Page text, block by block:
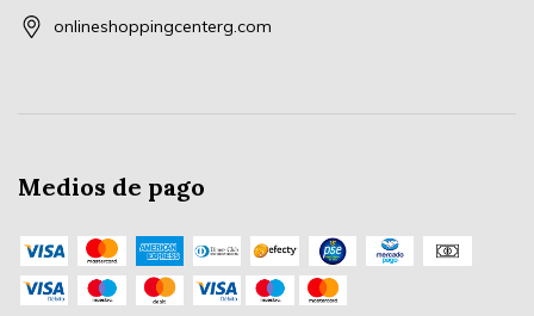
onlineshoppingcenterg.com
Medios de pago